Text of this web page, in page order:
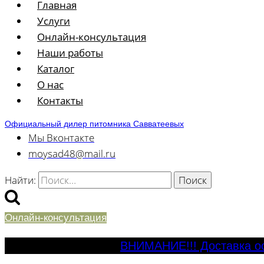
Главная
Услуги
Онлайн-консультация
Наши работы
Каталог
О нас
Контакты
Официальный дилер питомника Савватеевых
Мы Вконтакте
moysad48@mail.ru
Найти:
Онлайн-консультация
ВНИМАНИЕ!!! Доставка